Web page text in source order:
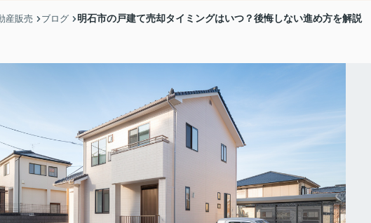
産販売 ブログ 明石市の戸建て売却タイミングはいつ？後悔しない進め方を解説